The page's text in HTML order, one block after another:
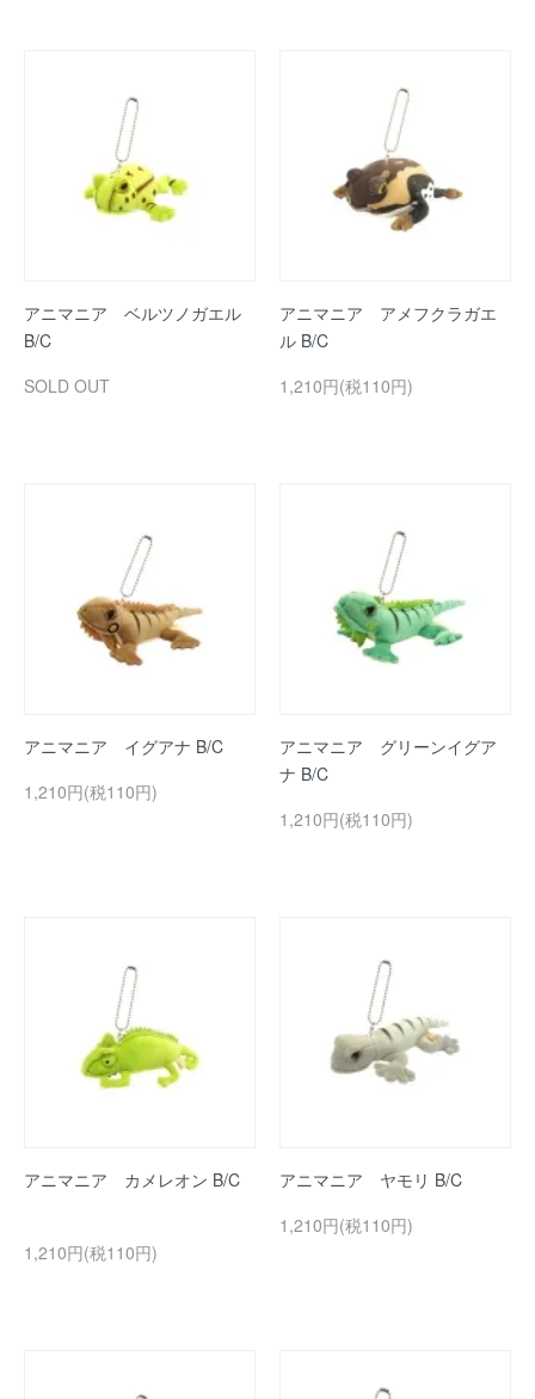
アニマニア ベルツノガエル
B/C
SOLD OUT
アニマニア アメフクラガエ
ル B/C
1,210円(税110円)
アニマニア イグアナ B/C
1,210円(税110円)
アニマニア グリーンイグア
ナ B/C
1,210円(税110円)
アニマニア カメレオン B/C
1,210円(税110円)
アニマニア ヤモリ B/C
1,210円(税110円)